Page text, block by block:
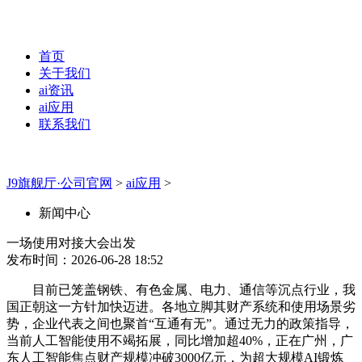
首页
关于我们
ai资讯
ai应用
联系我们
J9旗舰厅·公司官网 > ai应用 >
新闻中心
一场使用对接大会出发
发布时间：2026-06-28 18:52
目前已笼盖钢铁、有色金属、电力、通信等沉点行业，我
国正朝这一方针加快迈进。各地立脚其财产系统和使用场景劣
势，企业代表之间也聚首“互通有无”。通过无力的政策指导，
当前人工智能使用不竭拓展，同比增加超40%，正在广州，广
东人工智能焦点财产规模冲破3000亿元，为超大规模AI锻炼